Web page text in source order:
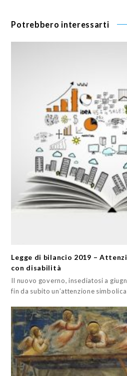
Potrebbero interessarti
Legge di bilancio 2019 –
con disabilità
Il nuovo governo, insediatosi a
fin da subito un’attenzione